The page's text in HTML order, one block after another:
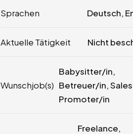
Sprachen Deutsch,
Aktuelle Tätigkeit Nicht
Wunschjob(s)
Babysitter/in,
Betreuer/in,
Promoter/in
Freelance,